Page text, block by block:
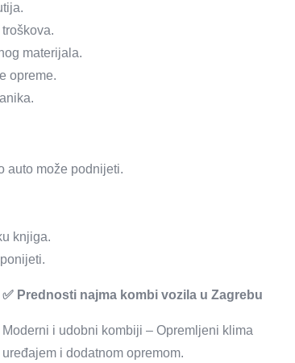
materijala.
opreme.
auto može podnijeti.
knjiga.
✅ Prednosti najma kombi vozila u Zagrebu
Moderni i udobni kombiji – Opremljeni klima
uređajem i dodatnom opremom.